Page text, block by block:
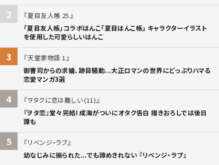
2
夏目友人帳 25
「夏目友人帳」コラボはんこ「夏目はんこ帳」 キャラクターイラスト
を使用した可愛らしいはんこ
3
天堂家物語 1
御曹司からの求婚、跡目騒動...大正ロマンの世界にどっぷりハマる
恋愛マンガ3選
4
ヲタクに恋は難しい (11)
『ヲタ恋』堂々完結! 成海がついにオタク告白 描きおろしでは後日
譚も
5
リベンジ・ラブ
幼なじみに振られた...でも諦めきれない 『リベンジ・ラブ』